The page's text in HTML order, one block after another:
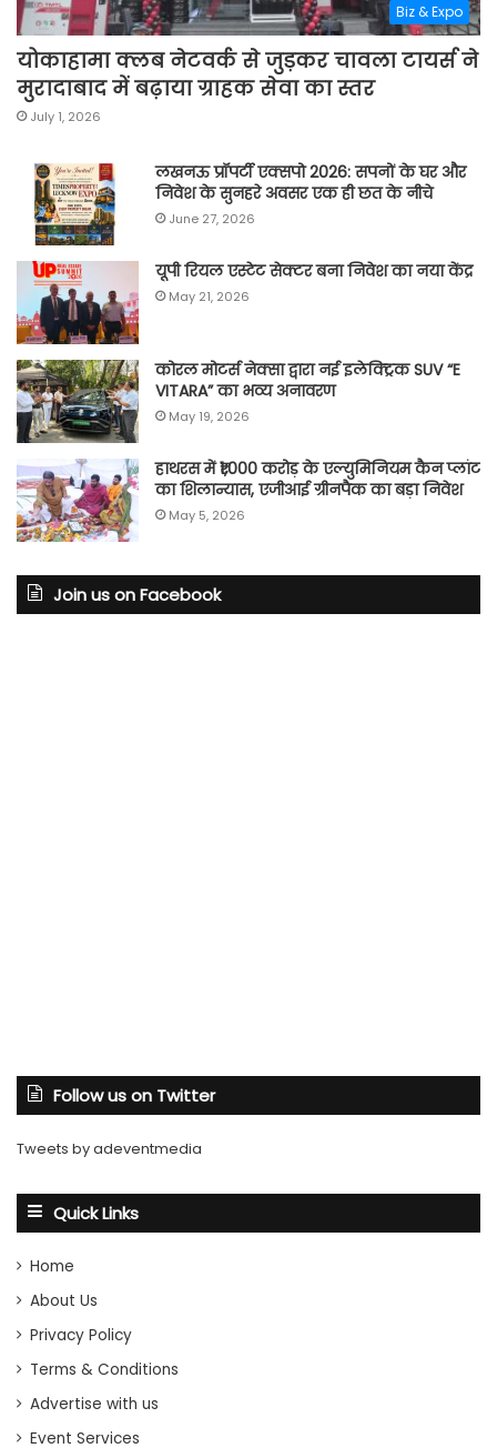
Biz & Expo
योकाहामा क्लब नेटवर्क से जुड़कर चावला टायर्स ने
मुरादाबाद में बढ़ाया ग्राहक सेवा का स्तर
July 1, 2026
लखनऊ प्रॉपर्टी एक्सपो 2026: सपनों के घर और
निवेश के सुनहरे अवसर एक ही छत के नीचे
June 27, 2026
यूपी रियल एस्टेट सेक्टर बना निवेश का नया केंद्र
May 21, 2026
कोरल मोटर्स नेक्सा द्वारा नई इलेक्ट्रिक SUV “E
VITARA” का भव्य अनावरण
May 19, 2026
हाथरस में ₹1,000 करोड़ के एल्युमिनियम कैन प्लांट
का शिलान्यास, एजीआई ग्रीनपैक का बड़ा निवेश
May 5, 2026
Join us on Facebook
Follow us on Twitter
Tweets by adeventmedia
Quick Links
Home
About Us
Privacy Policy
Terms & Conditions
Advertise with us
Event Services